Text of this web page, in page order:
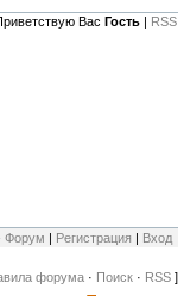
Вас Гость | RSS
Форум | Регистрация | Вход
форума · Поиск · RSS ]